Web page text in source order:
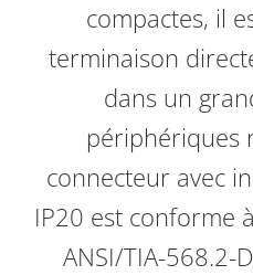
compactes, il
terminaison
dans un
périphériques
connecteur avec
IP20 est conforme
ANSI/TIA-568.2-